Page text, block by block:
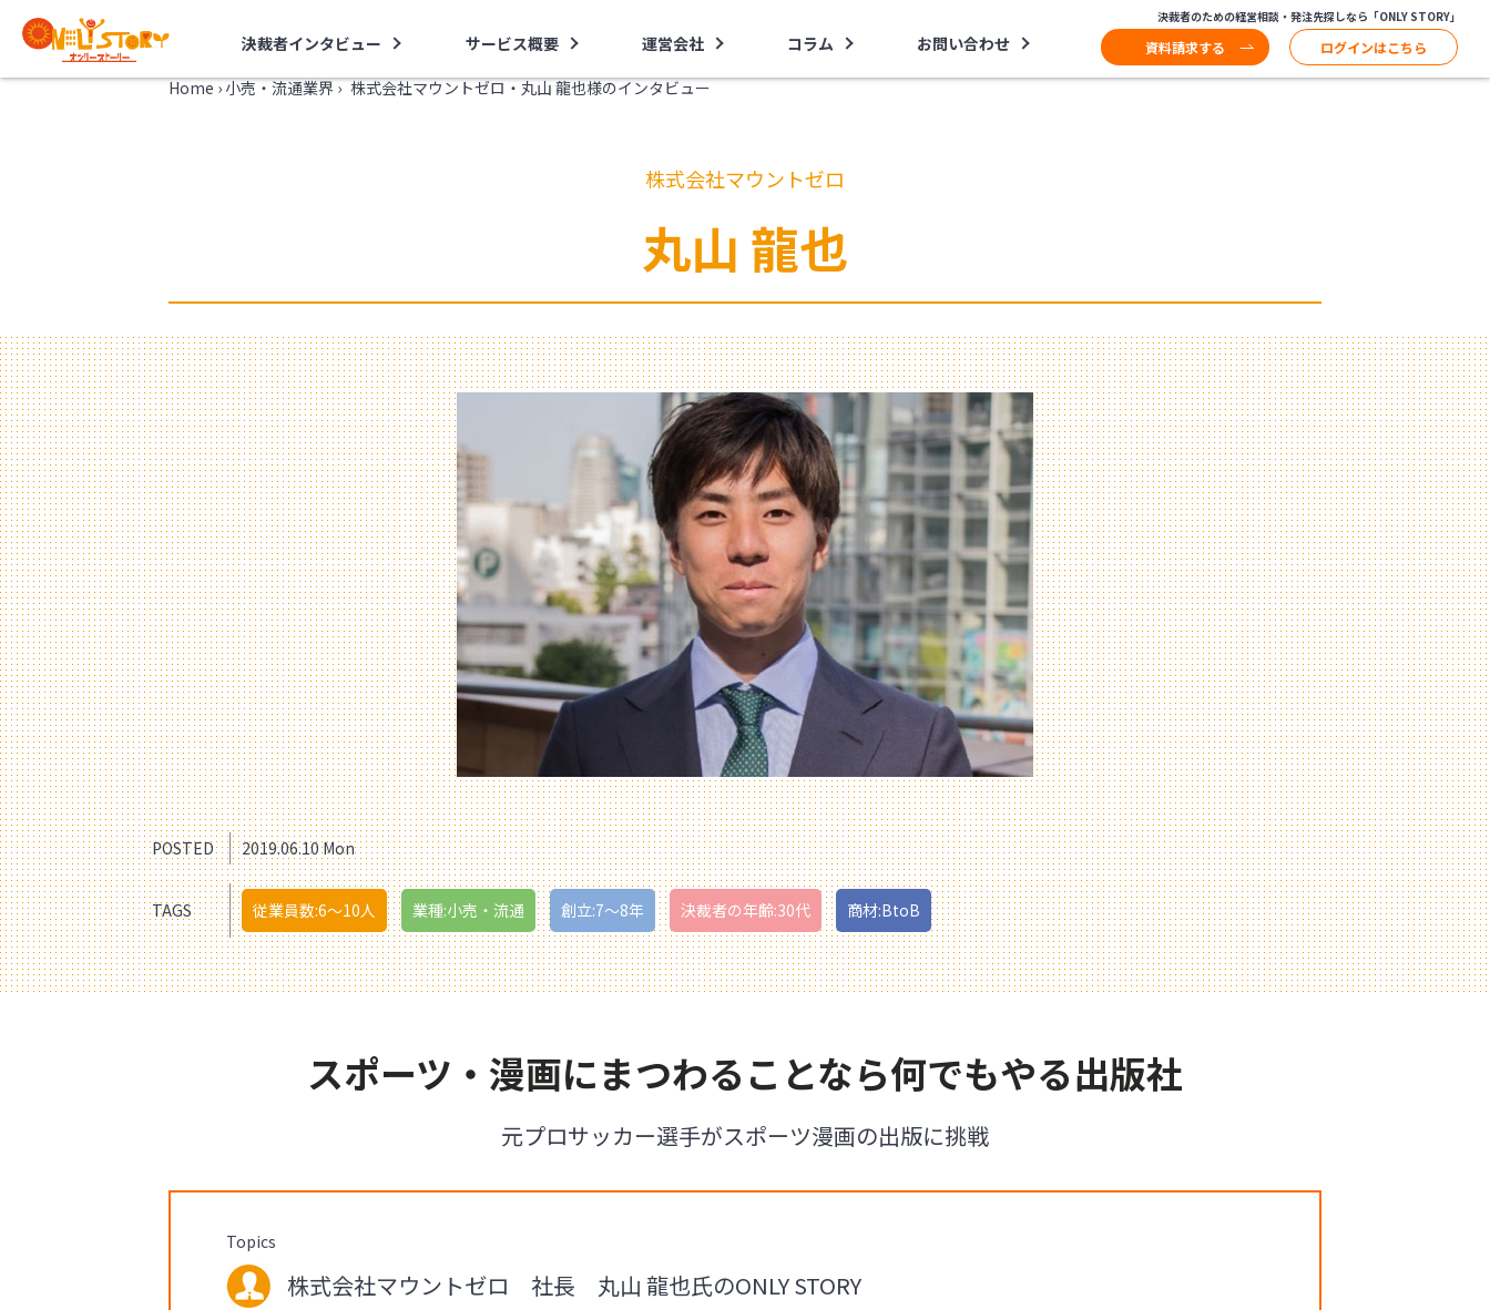
決裁者インタビュー サービス概要 運営会社 コラム お問い合わせ
決裁者のための経営相談・発注先探しなら「ONLY STORY」
資料請求する ログインはこちら
Home › 小売・流通業界 › 株式会社マウントゼロ・丸山 龍也様のインタビュー
株式会社マウントゼロ
丸山 龍也
POSTED 2019.06.10 Mon
TAGS 従業員数:6～10人 業種:小売・流通 創立:7〜8年 決裁者の年齢:30代 商材:BtoB
スポーツ・漫画にまつわることなら何でもやる出版社
元プロサッカー選手がスポーツ漫画の出版に挑戦
Topics
株式会社マウントゼロ 社長 丸山 龍也氏のONLY STORY